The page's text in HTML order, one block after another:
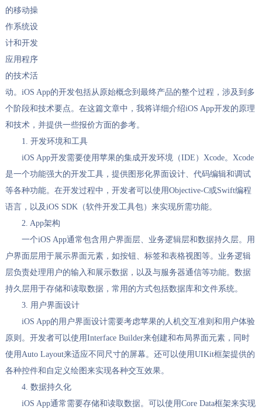
的移动操
作系统设
计和开发
应用程序
的技术活
动。iOS App的开发包括从原始概念到最终产品的整个过程，涉及到多
个阶段和技术要点。在这篇文章中，我将详细介绍iOS App开发的原理
和技术，并提供一些报价方面的参考。
1. 开发环境和工具
iOS App开发需要使用苹果的集成开发环境（IDE）Xcode。Xcode
是一个功能强大的开发工具，提供图形化界面设计、代码编辑和调试
等各种功能。在开发过程中，开发者可以使用Objective-C或Swift编程
语言，以及iOS SDK（软件开发工具包）来实现所需功能。
2. App架构
一个iOS App通常包含用户界面层、业务逻辑层和数据持久层。用
户界面层用于展示界面元素，如按钮、标签和表格视图等。业务逻辑
层负责处理用户的输入和展示数据，以及与服务器通信等功能。数据
持久层用于存储和读取数据，常用的方式包括数据库和文件系统。
3. 用户界面设计
iOS App的用户界面设计需要考虑苹果的人机交互准则和用户体验
原则。开发者可以使用Interface Builder来创建和布局界面元素，同时
使用Auto Layout来适应不同尺寸的屏幕。还可以使用UIKit框架提供的
各种控件和自定义绘图来实现各种交互效果。
4. 数据持久化
iOS App通常需要存储和读取数据。可以使用Core Data框架来实现